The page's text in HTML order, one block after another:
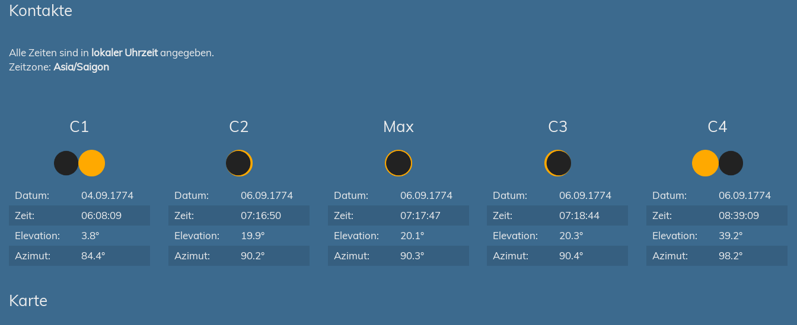
Kontakte
Alle Zeiten sind in lokaler Uhrzeitangegeben.
Zeitzone: Asia/Saigon
C1
Datum:
04.09.1774
Zeit:
06:08:09
Elevation:
3.8°
Azimut:
84.4°
C2
Datum:
06.09.1774
Zeit:
07:16:50
Elevation:
19.9°
Azimut:
90.2°
Max
Datum:
06.09.1774
Zeit:
07:17:47
Elevation:
20.1°
Azimut:
90.3°
C3
Datum:
06.09.1774
Zeit:
07:18:44
Elevation:
20.3°
Azimut:
90.4°
C4
Datum:
06.09.1774
Zeit:
08:39:09
Elevation:
39.2°
Azimut:
98.2°
Karte